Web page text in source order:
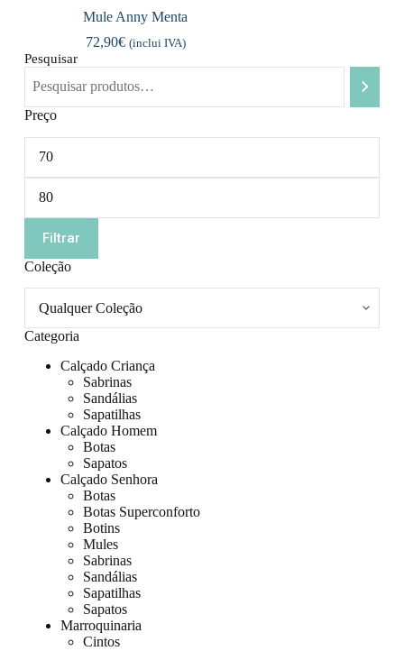
Mule Anny Menta
72,90€ (inclui IVA)
Pesquisar
Preço
Preço
mínimo
Preço
máximo
Filtrar
Coleção
Categoria
Calçado Criança
Sabrinas
Sandálias
Sapatilhas
Calçado Homem
Botas
Sapatos
Calçado Senhora
Botas
Botas Superconforto
Botins
Mules
Sabrinas
Sandálias
Sapatilhas
Sapatos
Marroquinaria
Cintos